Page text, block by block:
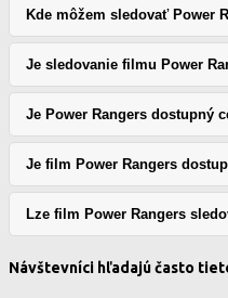
Kde môžem sledovať Power
Je sledovanie filmu Power
Je Power Rangers dostupný
Je film Power Rangers
Lze film Power Rangers
Návštevníci hľadajú často